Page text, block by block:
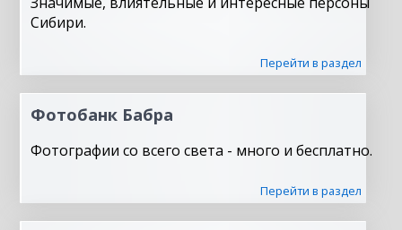
Сибири.
Перейти в раздел
Фотобанк Бабра
Фотографии со всего света - много и бесплатно.
Перейти в раздел